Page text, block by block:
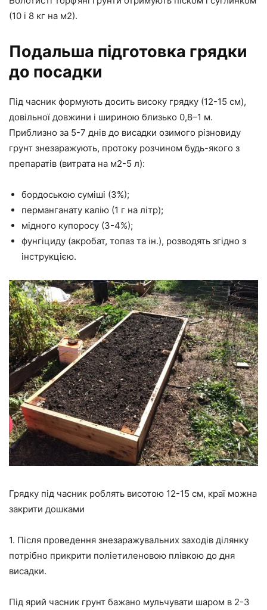
(10 і 8 кг на м2).
Подальша підготовка грядки
до посадки
Під часник формують досить високу грядку (12-15 см),
довільної довжини і шириною близько 0,8–1 м.
Приблизно за 5-7 днів до висадки озимого різновиду
грунт знезаражують, протоку розчином будь-якого з
препаратів (витрата на м2-5 л):
бордоською суміші (3%);
перманганату калію (1 г на літр);
мідного купоросу (3-4%);
фунгіциду (акробат, топаз та ін.), розводять згідно з
інструкцією.
Грядку під часник роблять висотою 12-15 см, краї можна
закрити дошками
1. Після проведення знезаражувальних заходів ділянку
потрібно прикрити поліетиленовою плівкою до дня
висадки.
Під ярий часник грунт бажано мульчувати шаром в 2-3